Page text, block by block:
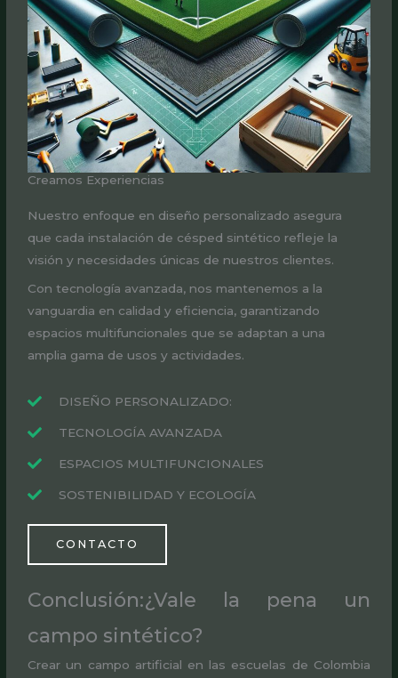
Creamos Experiencias
Nuestro enfoque en diseño personalizado asegura
que cada instalación de césped sintético refleje la
visión y necesidades únicas de nuestros clientes.
Con tecnología avanzada, nos mantenemos a la
vanguardia en calidad y eficiencia, garantizando
espacios multifuncionales que se adaptan a una
amplia gama de usos y actividades.
DISEÑO PERSONALIZADO:
TECNOLOGÍA AVANZADA
ESPACIOS MULTIFUNCIONALES
SOSTENIBILIDAD Y ECOLOGÍA
CONTACTO
Conclusión:¿Vale la pena un
campo sintético?
Crear un campo artificial en las escuelas de Colombia